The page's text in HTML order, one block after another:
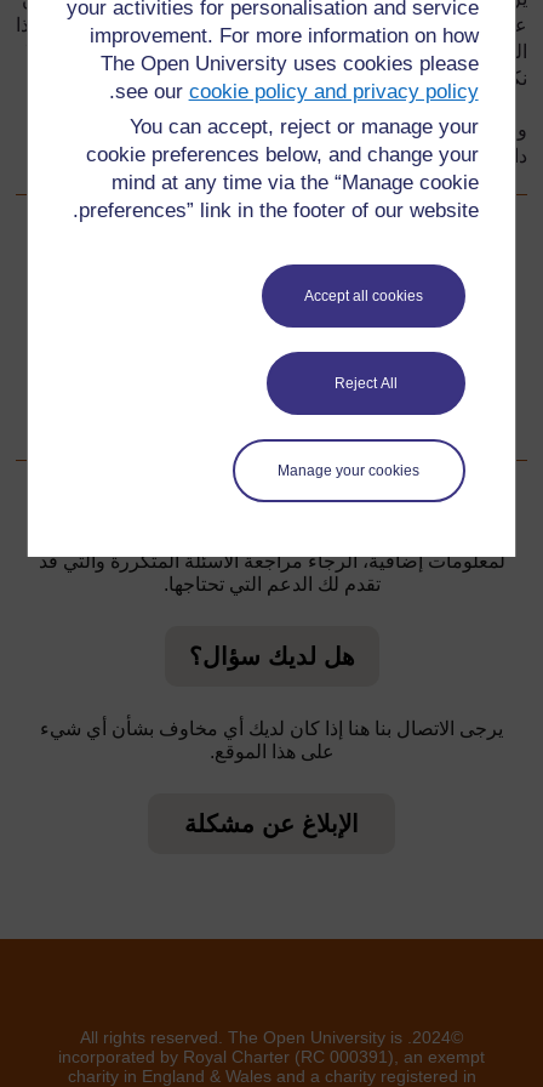
your activities for personalisation and service
improvement. For more information on how
The Open University uses cookies please
see our cookie policy and privacy policy
.
You can accept, reject or manage your
cookie preferences below, and change your
mind at any time via the “Manage cookie
preferences” link in the footer of our website.
Accept all cookies
Reject All
Manage your cookies
عرين الأرنب وتجمعت الحيوانات حول منزل الأرنب وعندما رأوا هذا
اليسروع اندهشوا واستغربوا وقالوا بصوت واحد: مجرد يسروع !! لا
نكاد نصدق
وبدأ اليسروع يتحدث وهو يرفع أنفه في الهواء ، أنا لا أود أن أبقى
داخل البيت وأخيراً ضحكت الحيوانات وتفرقت.م
دراسة الحلقة ٣:
تالي
التالي
المصدر ٢: الخرافات من جميع أنحاء القارة
لمعلومات إضافية، الرجاء مراجعة الأسئلة المتكررة والتي قد
تقدم لك الدعم التي تحتاجها.
هل لديك سؤال؟
يرجى الاتصال بنا هنا إذا كان لديك أي مخاوف بشأن أي شيء
على هذا الموقع.
الإبلاغ عن مشكلة
©2024. All rights reserved. The Open University is
incorporated by Royal Charter (RC 000391), an exempt
charity in England & Wales and a charity registered in